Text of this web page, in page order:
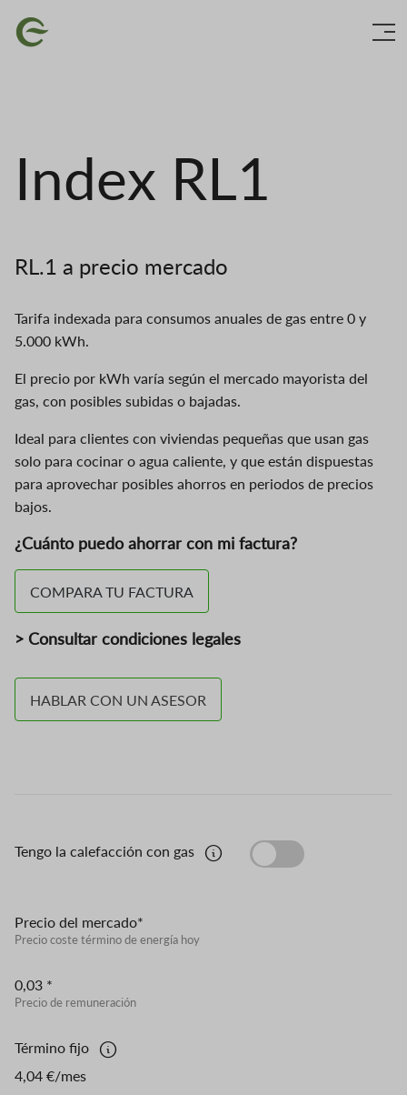
Imagen
Index RL1
RL.1 a precio mercado
Tarifa indexada para consumos anuales de gas entre 0 y
5.000 kWh.
El precio por kWh varía según el mercado mayorista del
gas, con posibles subidas o bajadas.
Ideal para clientes con viviendas pequeñas que usan gas
solo para cocinar o agua caliente, y que están dispuestas
para aprovechar posibles ahorros en periodos de precios
bajos.
¿Cuánto puedo ahorrar con mi factura?
COMPARA TU FACTURA
> Consultar condiciones legales
HABLAR CON UN ASESOR
Tengo la calefacción con gas
Precio del mercado*
Precio coste término de energía hoy
0,03 *
Precio de remuneración
Término fijo
4,04 €/mes